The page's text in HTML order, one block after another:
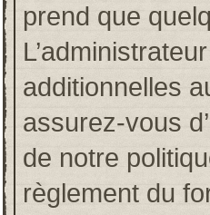
prend que
additionnelles
assurez-vous
de notre
règlement du